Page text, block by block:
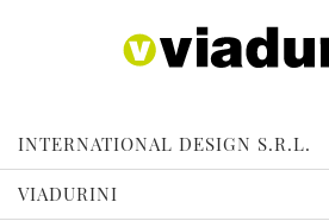
INTERNATIONAL DESIGN S.R.L.
VIADURINI